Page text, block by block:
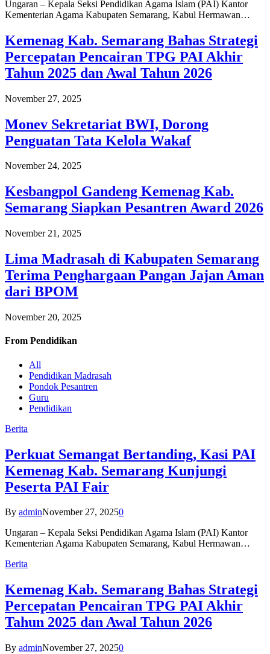
Ungaran – Kepala Seksi Pendidikan Agama Islam (PAI) Kantor
Kementerian Agama Kabupaten Semarang, Kabul Hermawan…
Kemenag Kab. Semarang Bahas Strategi
Percepatan Pencairan TPG PAI Akhir
Tahun 2025 dan Awal Tahun 2026
November 27, 2025
Monev Sekretariat BWI, Dorong
Penguatan Tata Kelola Wakaf
November 24, 2025
Kesbangpol Gandeng Kemenag Kab.
Semarang Siapkan Pesantren Award 2026
November 21, 2025
Lima Madrasah di Kabupaten Semarang
Terima Penghargaan Pangan Jajan Aman
dari BPOM
November 20, 2025
From Pendidikan
All
Pendidikan Madrasah
Pondok Pesantren
Guru
Pendidikan
Berita
Perkuat Semangat Bertanding, Kasi PAI
Kemenag Kab. Semarang Kunjungi
Peserta PAI Fair
By adminNovember 27, 20250
Ungaran – Kepala Seksi Pendidikan Agama Islam (PAI) Kantor
Kementerian Agama Kabupaten Semarang, Kabul Hermawan…
Berita
Kemenag Kab. Semarang Bahas Strategi
Percepatan Pencairan TPG PAI Akhir
Tahun 2025 dan Awal Tahun 2026
By adminNovember 27, 20250